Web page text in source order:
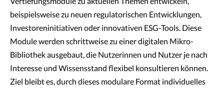
beispielsweise zu neuen regulatorischen Entwicklungen,
Investoreninitiativen oder innovativen ESG-Tools. Diese
Module werden schrittweise zu einer digitalen Mikro-
Bibliothek ausgebaut, die Nutzerinnen und Nutzer je nach
Interesse und Wissensstand flexibel konsultieren können.
Ziel bleibt es, durch dieses modulare Format individuelles